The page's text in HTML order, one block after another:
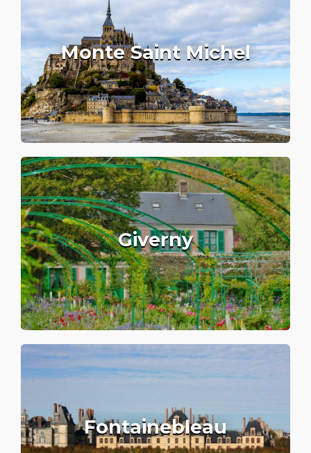
Monte Saint Michel
Giverny
Fontainebleau